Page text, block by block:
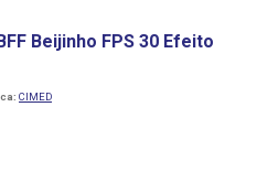
Beijinho FPS 30 Efeito
CIMED